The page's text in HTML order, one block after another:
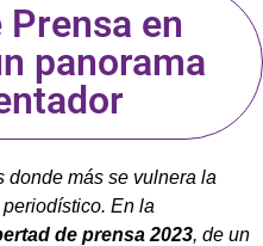
en
panorama
donde más se vulnera la
En la
de prensa 2023, de un